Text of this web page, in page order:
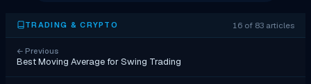
TRADING & CRYPTO 16 of 83 articles
← Previous
Best Moving Average for Swing Trading